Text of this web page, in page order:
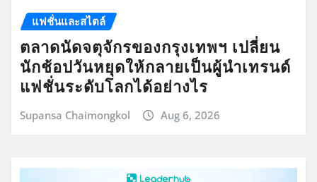
แฟชั่นและสไตล์
ตลาดนัดจตุจักรของกรุงเทพฯ เปลี่ยน
นักช้อปวันหยุดให้กลายเป็นผู้นำเทรนด์
แฟชั่นระดับโลกได้อย่างไร
Supansa Chaimongkol Aug 6, 2026